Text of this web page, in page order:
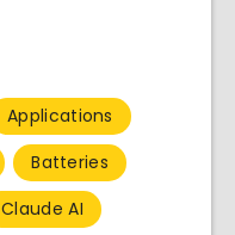
Applications
Batteries
Claude AI